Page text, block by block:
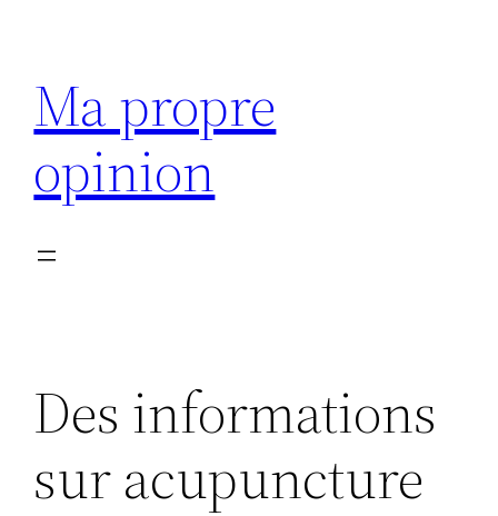
contenu
Ma propre
opinion
Des informations
sur acupuncture